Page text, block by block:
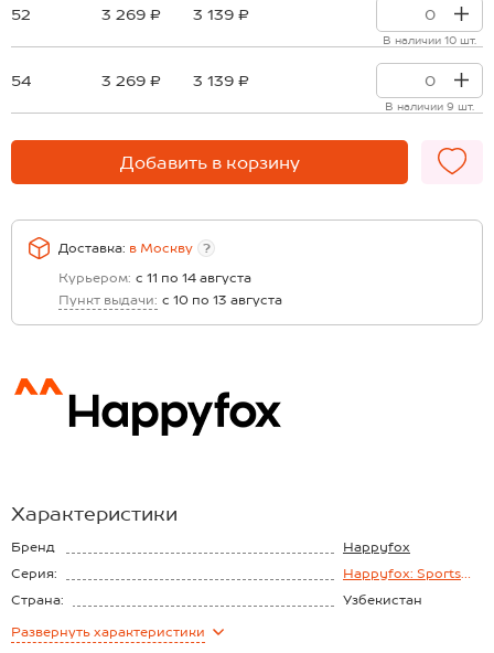
52 3 269 ₽ 3 139 ₽
В наличии 10 шт.
54 3 269 ₽ 3 139 ₽
В наличии 9 шт.
Добавить в корзину
Доставка: в Москву
?
Курьером: с 11 по 14 августа
Пункт выдачи: с 10 по 13 августа
Характеристики
Бренд
Happyfox
Серия:
Happyfox: Sports
Family
Страна:
Узбекистан
Состав:
Развернуть характеристики